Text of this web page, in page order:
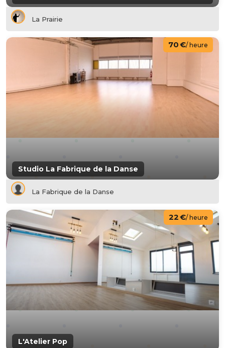
La Prairie
Studio La Fabrique de la Danse
70 €/ heure
La Fabrique de la Danse
L'Atelier Pop
22 €/ heure